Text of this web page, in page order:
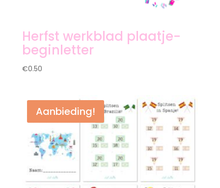
Herfst werkblad plaatje-
beginletter
€0.50
Aanbieding!